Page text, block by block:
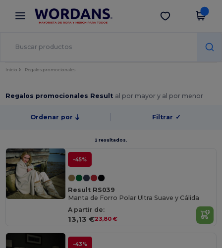
× App de Wordans
¡Mejores precios en app!
Descargar app
Inicio Regalos promocionales
Regalos promocionales Result al por mayor y al por menor
Ordenar por Filtrar ✓
2 resultados.
-45%
Result RS039
Manta de Forro Polar Ultra Suave y Cálida
A partir de:
13,13 €23,80 €
-43%